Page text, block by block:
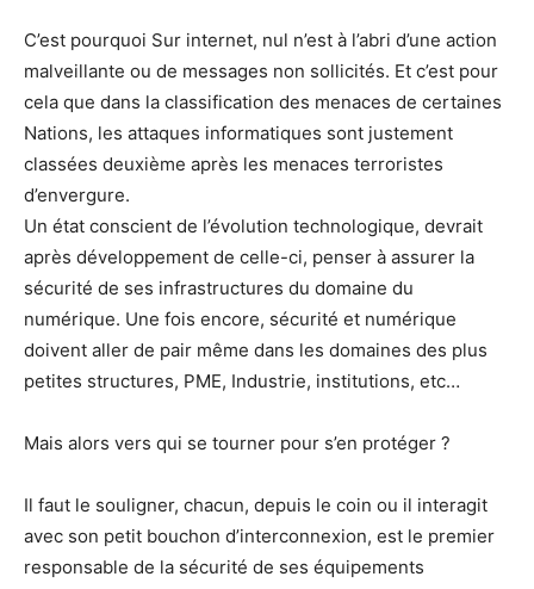
C’est pourquoi Sur internet, nul n’est à l’abri d’une action
malveillante ou de messages non sollicités. Et c’est pour
cela que dans la classification des menaces de certaines
Nations, les attaques informatiques sont justement
classées deuxième après les menaces terroristes
d’envergure.
Un état conscient de l’évolution technologique, devrait
après développement de celle-ci, penser à assurer la
sécurité de ses infrastructures du domaine du
numérique. Une fois encore, sécurité et numérique
doivent aller de pair même dans les domaines des plus
petites structures, PME, Industrie, institutions, etc…
Mais alors vers qui se tourner pour s’en protéger ?
Il faut le souligner, chacun, depuis le coin ou il interagit
avec son petit bouchon d’interconnexion, est le premier
responsable de la sécurité de ses équipements